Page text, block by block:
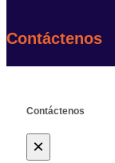
Contáctenos
Contáctenos
×